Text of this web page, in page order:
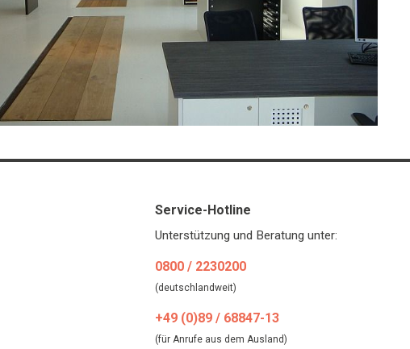
Service-Hotline
Unterstützung und Beratung unter:
0800 / 2230200
(deutschlandweit)
+49 (0)89 / 68847-13
(für Anrufe aus dem Ausland)